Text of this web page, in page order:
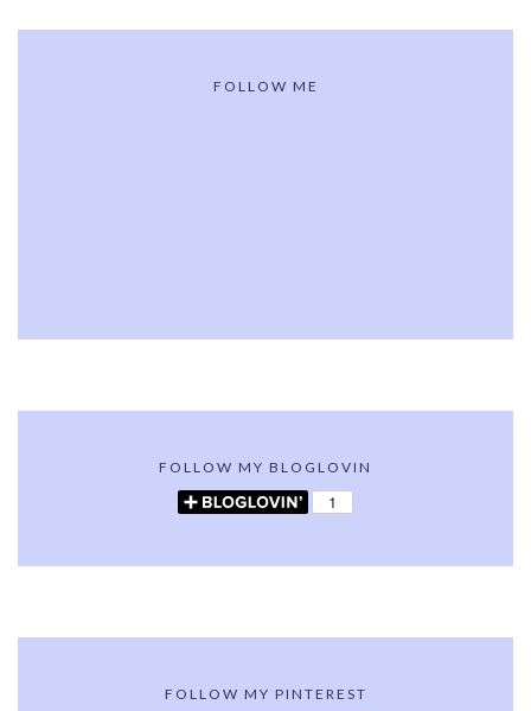
FOLLOW ME
FOLLOW MY BLOGLOVIN
FOLLOW MY PINTEREST